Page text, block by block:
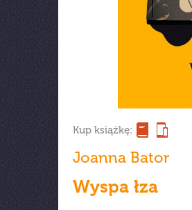
Kup książkę:
Joanna Bator
Wyspa łza